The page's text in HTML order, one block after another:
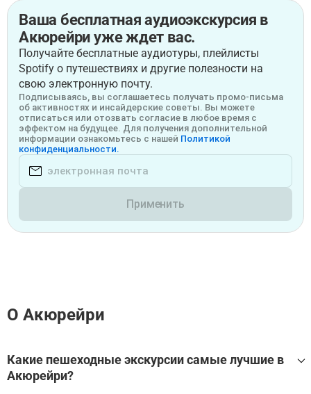
Ваша бесплатная аудиоэкскурсия в
Акюрейри уже ждет вас.
Получайте бесплатные аудиотуры, плейлисты
Spotify о путешествиях и другие полезности на
свою электронную почту.
Подписываясь, вы соглашаетесь получать промо-письма
об активностях и инсайдерские советы. Вы можете
отписаться или отозвать согласие в любое время с
эффектом на будущее. Для получения дополнительной
информации ознакомьтесь с нашей Политикой
конфиденциальности.
Применить
О Акюрейри
Какие пешеходные экскурсии самые лучшие в
Акюрейри?